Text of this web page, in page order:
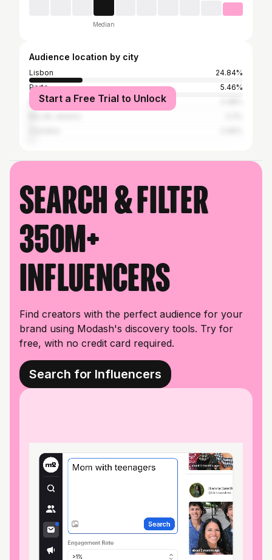
Median
Audience location by city
Lisbon
24.84%
Porto
5.46%
São Paulo
Start a Free Trial to Unlock
Search & filter
350M+
influencers
Find creators with the perfect audience for your
brand using Modash's discovery tools. Try for
free, with no credit card required.
Search for Influencers